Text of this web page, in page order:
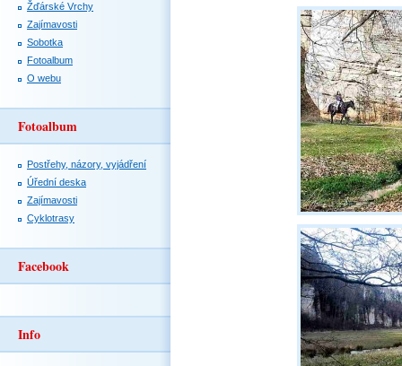
Žďárské Vrchy
Zajímavosti
Sobotka
Fotoalbum
O webu
Fotoalbum
Postřehy, názory, vyjádření
Úřední deska
Zajímavosti
Cyklotrasy
Facebook
Info